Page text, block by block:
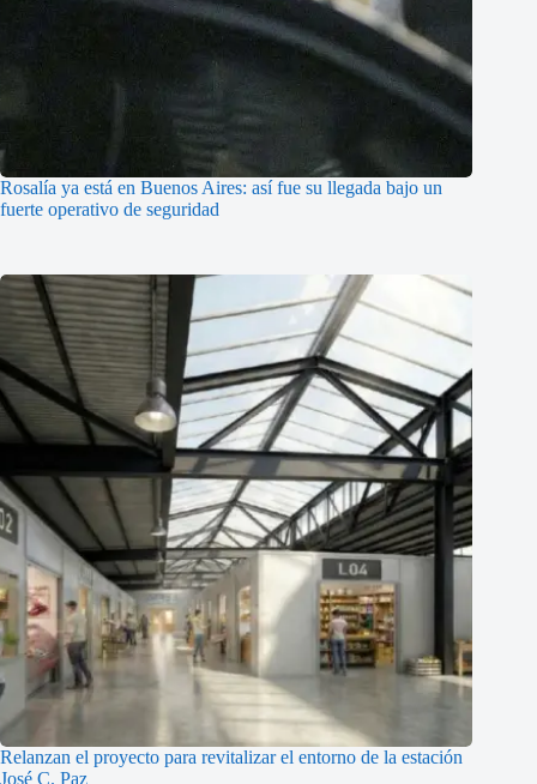
Rosalía ya está en Buenos Aires: así fue su llegada bajo un
fuerte operativo de seguridad
Relanzan el proyecto para revitalizar el entorno de la estación
José C. Paz